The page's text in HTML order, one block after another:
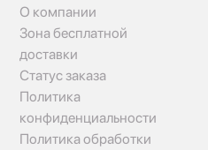
О компании
Зона бесплатной
доставки
Статус заказа
Политика
конфиденциальности
Политика обработки